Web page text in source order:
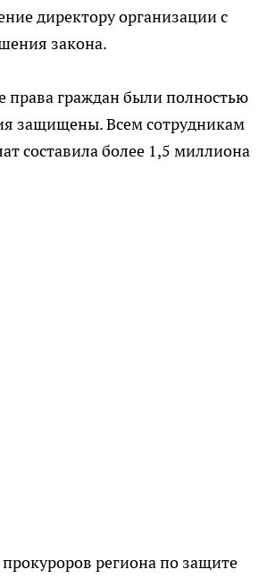
директору организации с
закона.
права граждан были полностью
защищены. Всем сотрудникам
составила более 1,5 миллиона
региона по защите